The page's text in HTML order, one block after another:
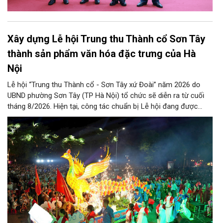
Xây dựng Lễ hội Trung thu Thành cổ Sơn Tây
thành sản phẩm văn hóa đặc trưng của Hà
Nội
Lễ hội “Trung thu Thành cổ - Sơn Tây xứ Đoài” năm 2026 do
UBND phường Sơn Tây (TP Hà Nội) tổ chức sẽ diễn ra từ cuối
tháng 8/2026. Hiện tại, công tác chuẩn bị Lễ hội đang được
chính quyền phường Sơn Tây cùng các phòng, ban, ngành, đơn
vị và 25 tổ dân phố khẩn trương triển khai, tạo khí thế sôi nổi,
sẵn sàng mang đến cho Nhân dân và du khách một mùa Trung
thu quy mô, đặc sắc và giàu bản sắc văn hóa xứ Đoài.